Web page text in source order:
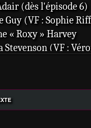
(dès l'épisode 6)
Guy (VF : Sophie
« Roxy » Harvey
Stevenson (VF :
(27 épisodes)
Willes (VF : Marie-